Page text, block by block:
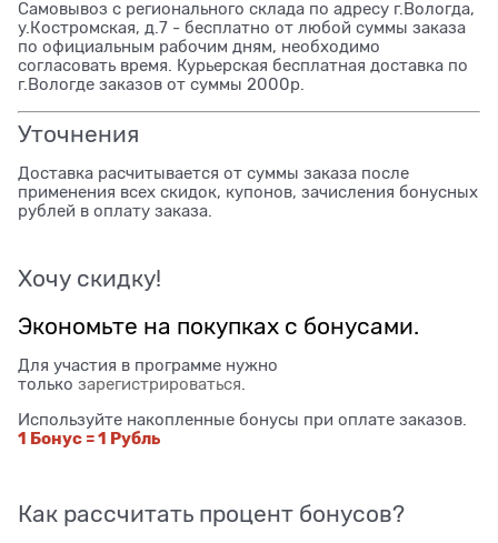
Самовывоз с регионального склада по адресу г.Вологда,
у.Костромская, д.7 - бесплатно от любой суммы заказа
по официальным рабочим дням, необходимо
согласовать время. Курьерская бесплатная доставка по
г.Вологде заказов от суммы 2000р.
Уточнения
Доставка расчитывается от суммы заказа после
применения всех скидок, купонов, зачисления бонусных
рублей в оплату заказа.
Хочу скидку!
Экономьте на покупках с бонусами.
Для участия в программе нужно
только зарегистрироваться.
Используйте накопленные бонусы при оплате заказов.
1 Бонус = 1 Рубль
Как рассчитать процент бонусов?